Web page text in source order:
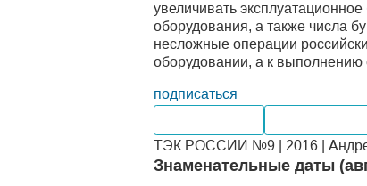
увеличивать
оборудования, а также числа
несложные операции
оборудовании, а к
подписаться
ТЭК РОССИИ №9 | 2016 |
Знаменательные даты